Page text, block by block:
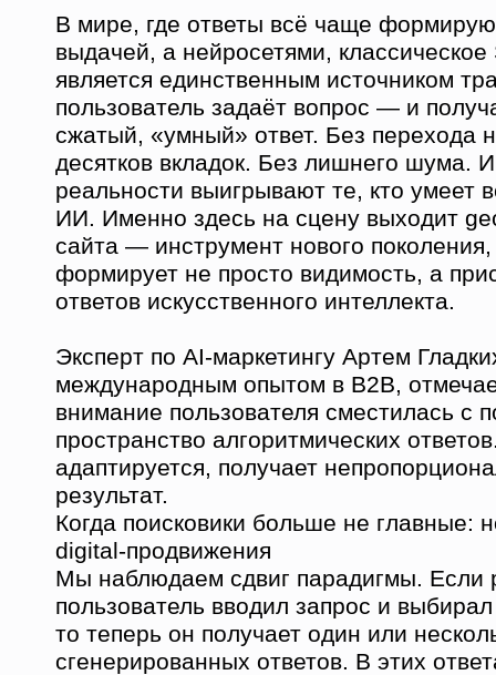
В мире, где ответы всё чаще
выдачей, а нейросетями,
является единственным источником
пользователь задаёт вопрос — и
сжатый, «умный» ответ. Без перехода
десятков вкладок. Без лишнего шума.
реальности выигрывают те, кто умеет
ИИ. Именно здесь на сцену выходит
сайта — инструмент нового
формирует не просто видимость, а
ответов искусственного интеллекта.
Эксперт по AI-маркетингу Артем
международным опытом в B2B,
внимание пользователя сместилась с
пространство алгоритмических
адаптируется, получает
результат.
Когда поисковики больше не главные:
digital-продвижения
Мы наблюдаем сдвиг парадигмы. Если
пользователь вводил запрос и
то теперь он получает один или
сгенерированных ответов. В этих